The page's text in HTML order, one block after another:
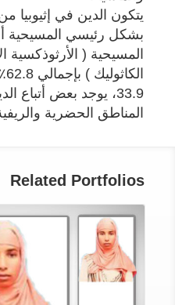
يتكون الدين في إثيوبيا
بشكل رئيسي المسيحية
المسيحية ( الأرثوذكسية
33.9، يوجد بعض أتباع
المناطق الحضرية
Related Portfolios